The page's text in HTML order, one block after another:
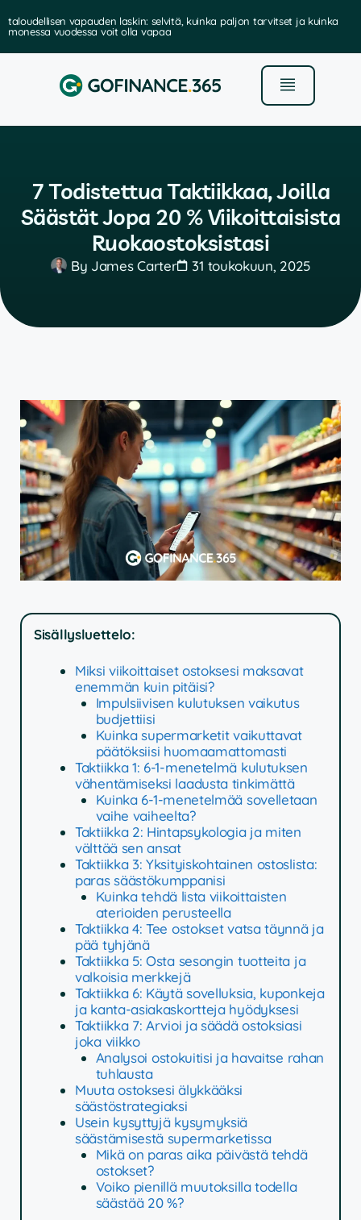
taloudellisen vapauden laskin: selvitä, kuinka paljon tarvitset ja kuinka
monessa vuodessa voit olla vapaa
7 Todistettua Taktiikkaa, Joilla
Säästät Jopa 20 % Viikoittaisista
Ruokaostoksistasi
By James Carter 31 toukokuun, 2025
Sisällysluettelo:
Miksi viikoittaiset ostoksesi maksavat
enemmän kuin pitäisi?
Impulsiivisen kulutuksen vaikutus
budjettiisi
Kuinka supermarketit vaikuttavat
päätöksiisi huomaamattomasti
Taktiikka 1: 6-1-menetelmä kulutuksen
vähentämiseksi laadusta tinkimättä
Kuinka 6-1-menetelmää sovelletaan
vaihe vaiheelta?
Taktiikka 2: Hintapsykologia ja miten
välttää sen ansat
Taktiikka 3: Yksityiskohtainen ostoslista:
paras säästökumppanisi
Kuinka tehdä lista viikoittaisten
aterioiden perusteella
Taktiikka 4: Tee ostokset vatsa täynnä ja
pää tyhjänä
Taktiikka 5: Osta sesongin tuotteita ja
valkoisia merkkejä
Taktiikka 6: Käytä sovelluksia, kuponkeja
ja kanta-asiakaskortteja hyödyksesi
Taktiikka 7: Arvioi ja säädä ostoksiasi
joka viikko
Analysoi ostokuitisi ja havaitse rahan
tuhlausta
Muuta ostoksesi älykkääksi
säästöstrategiaksi
Usein kysyttyjä kysymyksiä
säästämisestä supermarketissa
Mikä on paras aika päivästä tehdä
ostokset?
Voiko pienillä muutoksilla todella
säästää 20 %?